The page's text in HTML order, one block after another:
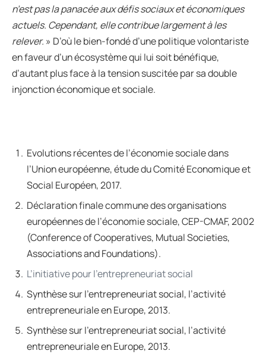
n’est pas la panacée aux défis sociaux et économiques
actuels. Cependant, elle contribue largement à les
relever. » D’où le bien-fondé d’une politique volontariste
en faveur d’un écosystème qui lui soit bénéfique,
d’autant plus face à la tension suscitée par sa double
injonction économique et sociale.
Evolutions récentes de l’économie sociale dans
l’Union européenne, étude du Comité Economique et
Social Européen, 2017.
Déclaration finale commune des organisations
européennes de l’économie sociale, CEP-CMAF, 2002
(Conference of Cooperatives, Mutual Societies,
Associations and Foundations).
L’initiative pour l’entrepreneuriat social
Synthèse sur l’entrepreneuriat social, l’activité
entrepreneuriale en Europe, 2013.
Synthèse sur l’entrepreneuriat social, l’activité
entrepreneuriale en Europe, 2013.